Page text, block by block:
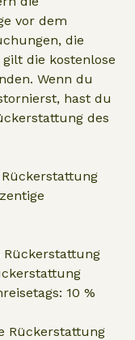
vor dem
die
die kostenlose
Wenn du
hast du
des
Rückerstattung
10 %
Rückerstattung